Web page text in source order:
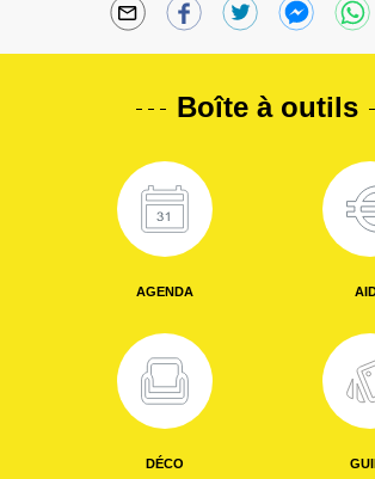
Boîte à outils
AGENDA
DÉCO